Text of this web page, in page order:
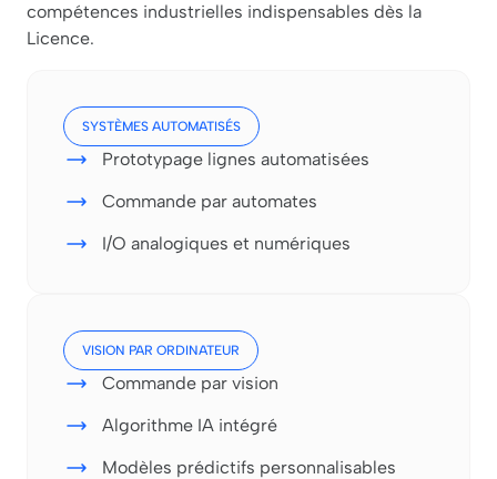
compétences industrielles indispensables dès la
Licence.
SYSTÈMES AUTOMATISÉS
Prototypage lignes automatisées
Commande par automates
I/O analogiques et numériques
VISION PAR ORDINATEUR
Commande par vision
Algorithme IA intégré
Modèles prédictifs personnalisables